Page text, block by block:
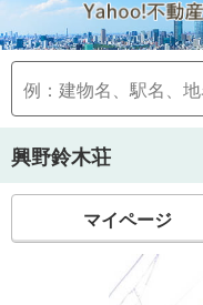
興野鈴木荘
マイページ